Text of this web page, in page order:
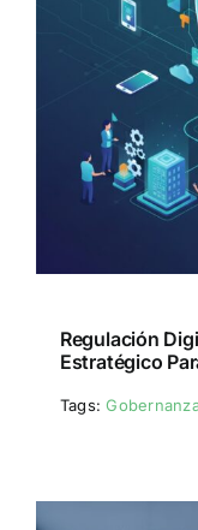
Regulación
Estratégico
Tags: